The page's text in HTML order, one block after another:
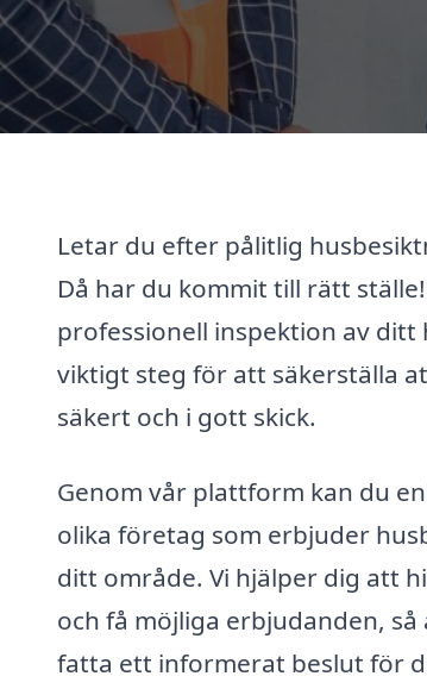
Letar du efter pålitlig
Då har du kommit till rätt
professionell inspektion av ditt
viktigt steg för att säkerställa
säkert och i gott skick.
Genom vår plattform kan du
olika företag som erbjuder
ditt område. Vi hjälper dig att
och få möjliga erbjudanden, så
fatta ett informerat beslut för